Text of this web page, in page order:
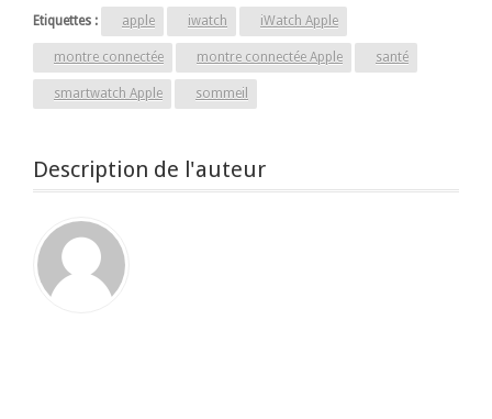
Etiquettes : apple iwatch iWatch Apple
montre connectée montre connectée Apple santé
smartwatch Apple sommeil
Description de l'auteur